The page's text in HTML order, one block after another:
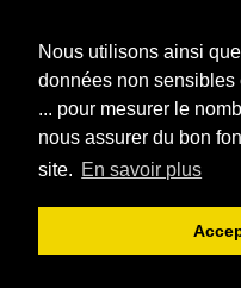
Nous utilisons ainsi
données non sensibles
... pour mesurer le
nous assurer du bon
site. En savoir plus